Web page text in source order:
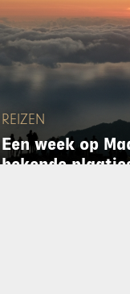
REIZEN
Een week op
bekende